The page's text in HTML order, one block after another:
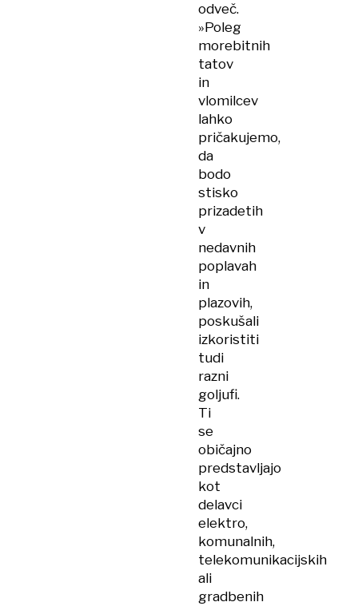
odveč.
»Poleg
morebitnih
tatov
in
vlomilcev
lahko
pričakujemo,
da
bodo
stisko
prizadetih
v
nedavnih
poplavah
in
plazovih,
poskušali
izkoristiti
tudi
razni
goljufi.
Ti
se
običajno
predstavljajo
kot
delavci
elektro,
komunalnih,
telekomunikacijskih
ali
gradbenih